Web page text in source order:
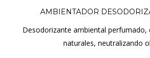
AMBIENTADOR
Desodorizante ambiental perfumado,
naturales, neutralizando